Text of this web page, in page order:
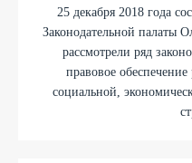
25 декабря 2018 года
Законодательной палаты
рассмотрели ряд
правовое
социальной,